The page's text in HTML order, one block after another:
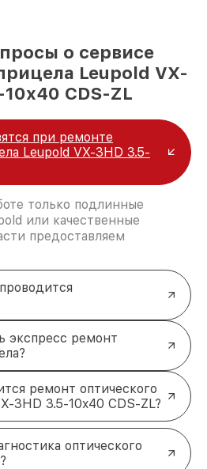
о сервисе
Leupold VX-
CDS-ZL
при ремонте
Leupold VX-3HD 3.5-
только подлинные
или качественные
предоставляем
экспресс ремонт
ремонт оптического
3HD 3.5-10x40 CDS-ZL?
оптического